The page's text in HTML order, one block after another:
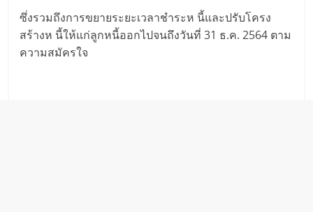
ซึ่งรวมถึงการขยายระยะเวลาชำระห นี้และปรับโครง
สร้างห นี้ให้แก่ลูกหนี้ออกไปจนถึงวันที่ 31 ธ.ค. 2564 ตาม
ความสมัครใจ